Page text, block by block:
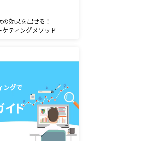
効果を出せる！
ケティングメソッド